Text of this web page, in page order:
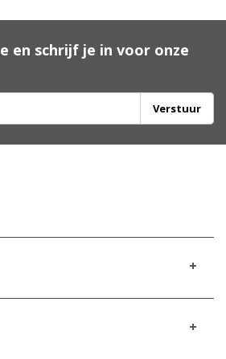
en schrijf je in voor onze
Verstuur